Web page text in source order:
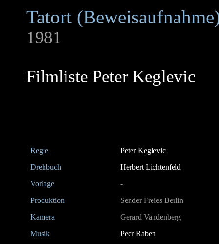
Tatort
1981
Filmliste Peter Keglevic
Regie
Peter Keglevic
Drehbuch
Herbert Lichtenfeld
Vorlage
-
Produktion
Sender Freies Berlin
Kamera
Gerard Vandenberg
Musik
Peer Raben